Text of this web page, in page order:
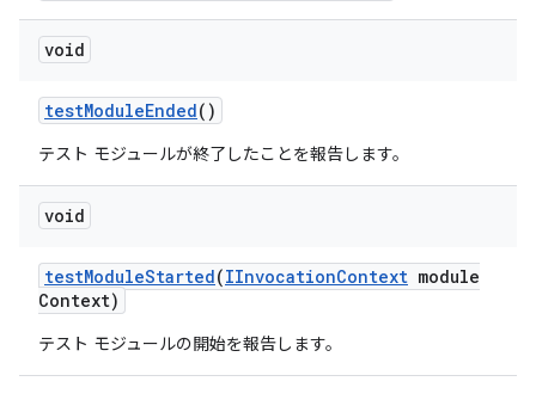
void
testModuleEnded()
テスト モジュールが終了したことを報告します。
void
testModuleStarted(IInvocationContext module
Context)
テスト モジュールの開始を報告します。